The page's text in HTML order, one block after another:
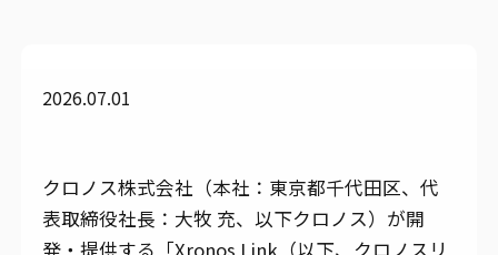
2026.07.01
クロノス株式会社（本社：東京都千代田区、代
表取締役社⻑：大牧 充、以下クロノス）が開